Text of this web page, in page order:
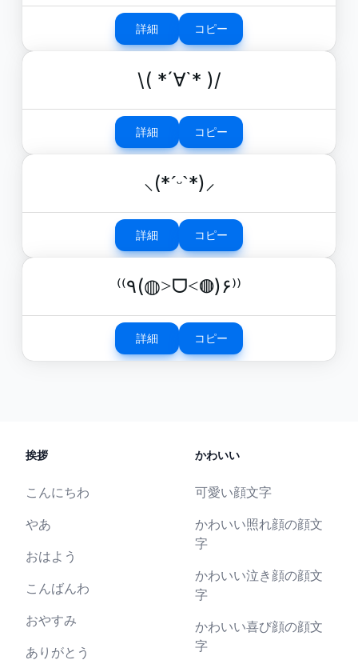
詳細 コピー
\( *´∀`* )/
詳細 コピー
⸜(*ˊᵕˋ*)⸝
詳細 コピー
⁽⁽٩(◍˃ᗜ˂◍)۶⁾⁾
詳細 コピー
挨拶
こんにちわ
やあ
おはよう
こんばんわ
おやすみ
ありがとう
かわいい
可愛い顔文字
かわいい照れ顔の顔文
字
かわいい泣き顔の顔文
字
かわいい喜び顔の顔文
字